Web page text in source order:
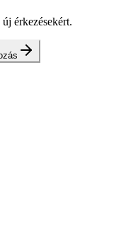
érkezésekért.